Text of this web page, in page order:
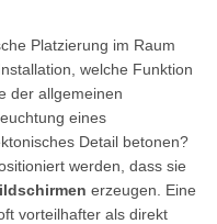
Platzierung im Raum
welche Funktion
der allgemeinen
eines
Detail betonen?
werden, dass sie
erzeugen. Eine
vorteilhafter als direkt